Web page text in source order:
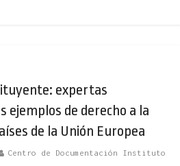
expertas
ejemplos de derecho a la
de la Unión Europea
Centro de Documentación Instituto